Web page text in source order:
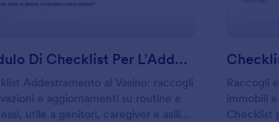
Modulo Di Checklist Per L’Addestramento Al Vasino
Addestramento al Vasino: raccogli
e aggiornamenti su routine e
utile a genitori, caregiver e asili
Raccogli
immobili
Checklist